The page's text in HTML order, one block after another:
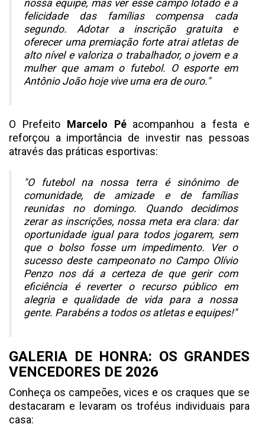
nossa equipe, mas ver esse campo lotado e a
felicidade das famílias compensa cada
segundo. Adotar a inscrição gratuita e
oferecer uma premiação forte atrai atletas de
alto nível e valoriza o trabalhador, o jovem e a
mulher que amam o futebol. O esporte em
Antônio João hoje vive uma era de ouro."
O Prefeito Marcelo Péacompanhou a festa e
reforçou a importância de investir nas pessoas
através das práticas esportivas:
"O futebol na nossa terra é sinônimo de
comunidade, de amizade e de famílias
reunidas no domingo. Quando decidimos
zerar as inscrições, nossa meta era clara: dar
oportunidade igual para todos jogarem, sem
que o bolso fosse um impedimento. Ver o
sucesso deste campeonato no Campo Olívio
Penzo nos dá a certeza de que gerir com
eficiência é reverter o recurso público em
alegria e qualidade de vida para a nossa
gente. Parabéns a todos os atletas e equipes!"
GALERIA DE HONRA: OS GRANDES
VENCEDORES DE 2026
Conheça os campeões, vices e os craques que se
destacaram e levaram os troféus individuais para
casa: